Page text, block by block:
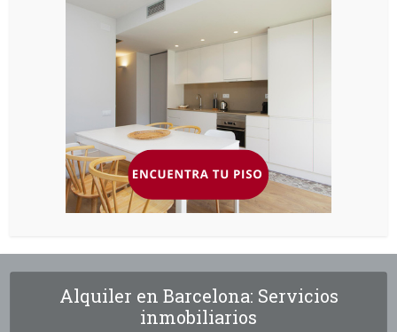
Alquiler en Barcelona: Servicios
inmobiliarios